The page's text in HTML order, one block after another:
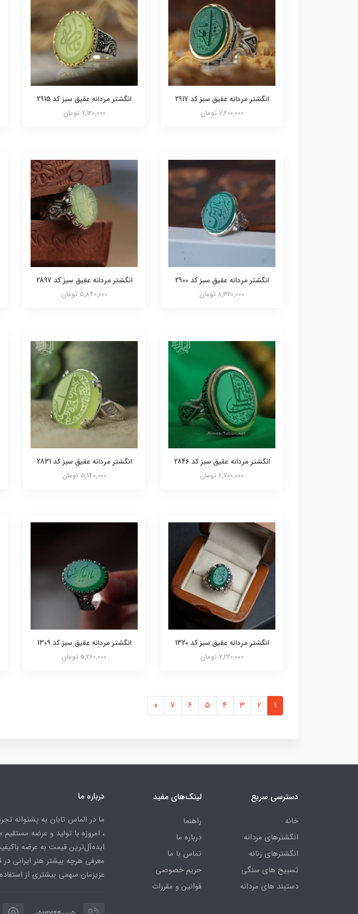
انگشتر مردانه عقیق سبز کد 2917
7,200,000 تومان
انگشتر مردانه عقیق سبز کد 2915
7,120,000 تومان
انگشتر مردانه عقیق سبز کد 2900
8,320,000 تومان
انگشتر مردانه عقیق سبز کد 2897
5,840,000 تومان
انگشتر مردانه عقیق سبز کد 2846
6,700,000 تومان
انگشتر مردانه عقیق سبز کد 2831
5,140,000 تومان
انگشتر مردانه عقیق سبز کد 1320
7,220,000 تومان
انگشتر مردانه عقیق سبز کد 1309
5,260,000 تومان
1
2
3
4
5
6
7
»
دسترسی سریع
خانه
انگشترهای مردانه
انگشترهای زنانه
تسبیح های سنگی
دستبند های مردانه
لینک‌های مفید
راهنما
درباره ما
تماس با ما
حریم خصوصی
قوانین و مقررات
درباره ما
ما در الماس تابان به پشتوانه
، امروزه با تولید و عرضه
ایده‌آل‌ترین قیمت به عرضه
معرفی هرچه بیشتر هنر ایرانی
عزیزمان سهمی بیشتری از